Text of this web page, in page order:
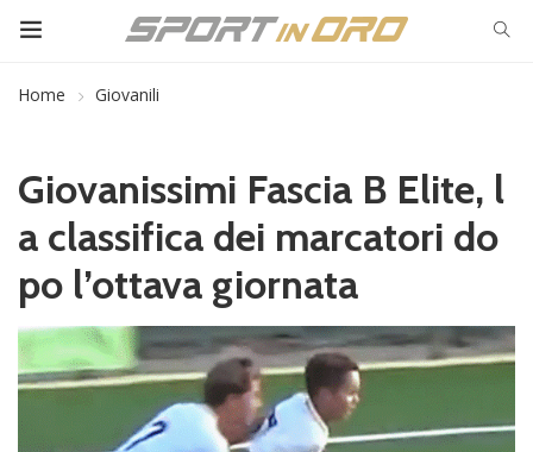
Home Giovanili
Giovanissimi Fascia B Elite, l
a classifica dei marcatori do
po l’ottava giornata